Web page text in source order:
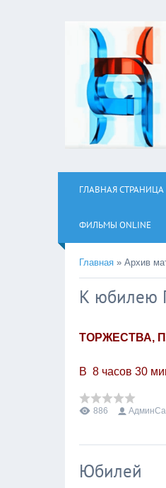
ГЛАВНАЯ СТРАНИЦА
ФИЛЬМЫ ОNLINE
Главная » Архив
К юбилею
ТОРЖЕСТВА,
В 8 часов 30
886
Юбилей